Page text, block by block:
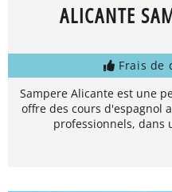
ALICANTE
Frais de
Sampere Alicante est une
offre des cours d'espagnol
professionnels, dans